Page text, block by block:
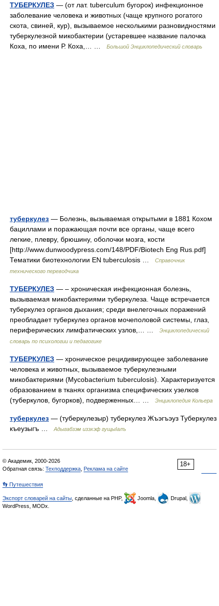
ТУБЕРКУЛЕЗ — (от лат. tuberculum бугорок) инфекционное
заболевание человека и животных (чаще крупного рогатого
скота, свиней, кур), вызываемое несколькими разновидностями
туберкулезной микобактерии (устаревшее название палочка
Коха, по имени Р. Коха,… …
Большой Энциклопедический словарь
туберкулез — Болезнь, вызываемая открытыми в 1881 Кохом
бациллами и поражающая почти все органы, чаще всего
легкие, плевру, брюшину, оболочки мозга, кости
[http://www.dunwoodypress.com/148/PDF/Biotech Eng Rus.pdf]
Тематики биотехнологии EN tuberculosis …
Справочник
технического переводчика
ТУБЕРКУЛЕЗ — – хроническая инфекционная болезнь,
вызываемая микобактериями туберкулеза. Чаще встречается
туберкулез органов дыхания; среди внелегочных поражений
преобладает туберкулез органов мочеполовой системы, глаз,
периферических лимфатических узлов,… …
Энциклопедический
словарь по психологии и педагогике
ТУБЕРКУЛЕЗ — хроническое рецидивирующее заболевание
человека и животных, вызываемое туберкулезными
микобактериями (Mycobacterium tuberculosis). Характеризуется
образованием в тканях организма специфических узелков
(туберкулов, бугорков), подверженных… …
Энциклопедия Кольера
туберкулез — (туберкулезыр) туберкулез Жъэгъэуз Туберкулез
къеузыгъ …
Адыгабзэм изэхэф гущыIалъ
18+
© Академик, 2000-2026
Обратная связь: Техподдержка Реклама на сайте
👣 Путешествия
Экспорт словарей на сайты , сделанные на PHP, Joomla,
Drupal,
WordPress, MODx.